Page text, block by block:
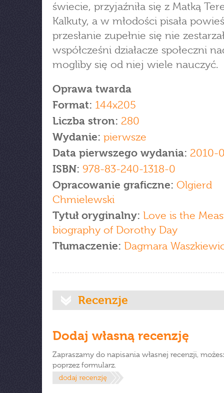
świecie, przyjaźniła się z Matką
Kalkuty, a w młodości pisała
przesłanie zupełnie się nie
współcześni działacze społeczni
mogliby się od niej wiele nauczyć.
Oprawa twarda
Format: 144x205
Liczba stron: 280
Wydanie: pierwsze
Data pierwszego wydania: 2010-
ISBN: 978-83-240-1318-0
Opracowanie graficzne: Olgierd
Chmielewski
Tytuł oryginalny: Love is the
biography of Dorothy Day
Tłumaczenie: Dagmara
Recenzje
Dodaj własną recenzję
Zapraszamy do napisania własnej recenzji,
poprzez formularz.